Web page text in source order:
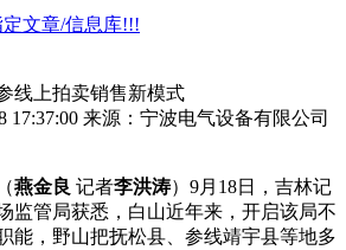
文章/信息库!!!
线上拍卖销售新模式
17:37:00 来源：宁波电气设备有限公司
（燕金良 记者李洪涛）9月18日，吉林记
监管局获悉，白山近年来，开启该局不
能，野山把抚松县、参线靖宇县等地多